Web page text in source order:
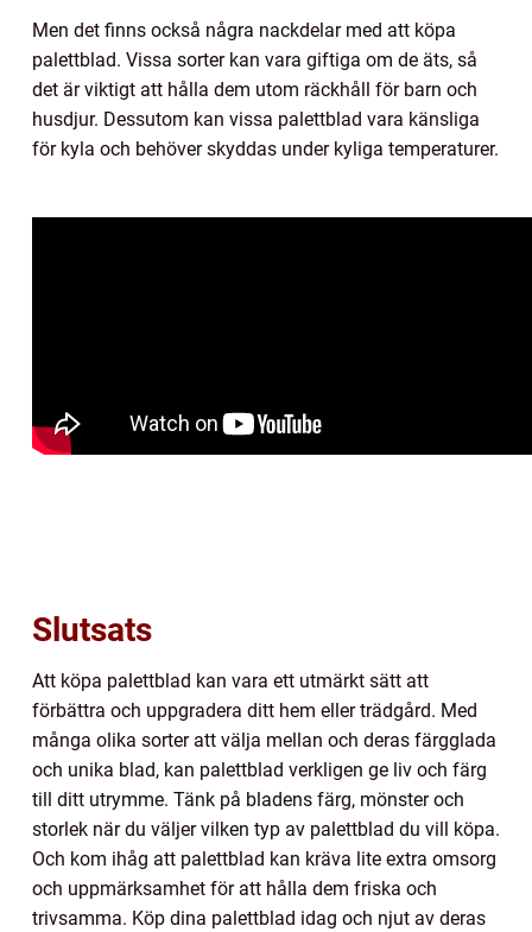
Men det finns också några nackdelar med att köpa
palettblad. Vissa sorter kan vara giftiga om de äts, så
det är viktigt att hålla dem utom räckhåll för barn och
husdjur. Dessutom kan vissa palettblad vara känsliga
för kyla och behöver skyddas under kyliga temperaturer.
Slutsats
Att köpa palettblad kan vara ett utmärkt sätt att
förbättra och uppgradera ditt hem eller trädgård. Med
många olika sorter att välja mellan och deras färgglada
och unika blad, kan palettblad verkligen ge liv och färg
till ditt utrymme. Tänk på bladens färg, mönster och
storlek när du väljer vilken typ av palettblad du vill köpa.
Och kom ihåg att palettblad kan kräva lite extra omsorg
och uppmärksamhet för att hålla dem friska och
trivsamma. Köp dina palettblad idag och njut av deras